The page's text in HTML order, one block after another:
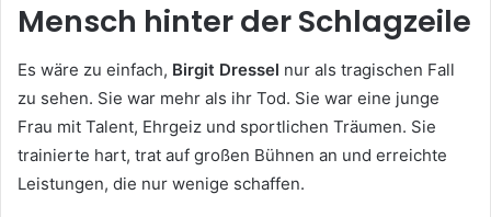
Mensch hinter der Schlagzeile
Es wäre zu einfach, Birgit Dressel nur als tragischen Fall
zu sehen. Sie war mehr als ihr Tod. Sie war eine junge
Frau mit Talent, Ehrgeiz und sportlichen Träumen. Sie
trainierte hart, trat auf großen Bühnen an und erreichte
Leistungen, die nur wenige schaffen.